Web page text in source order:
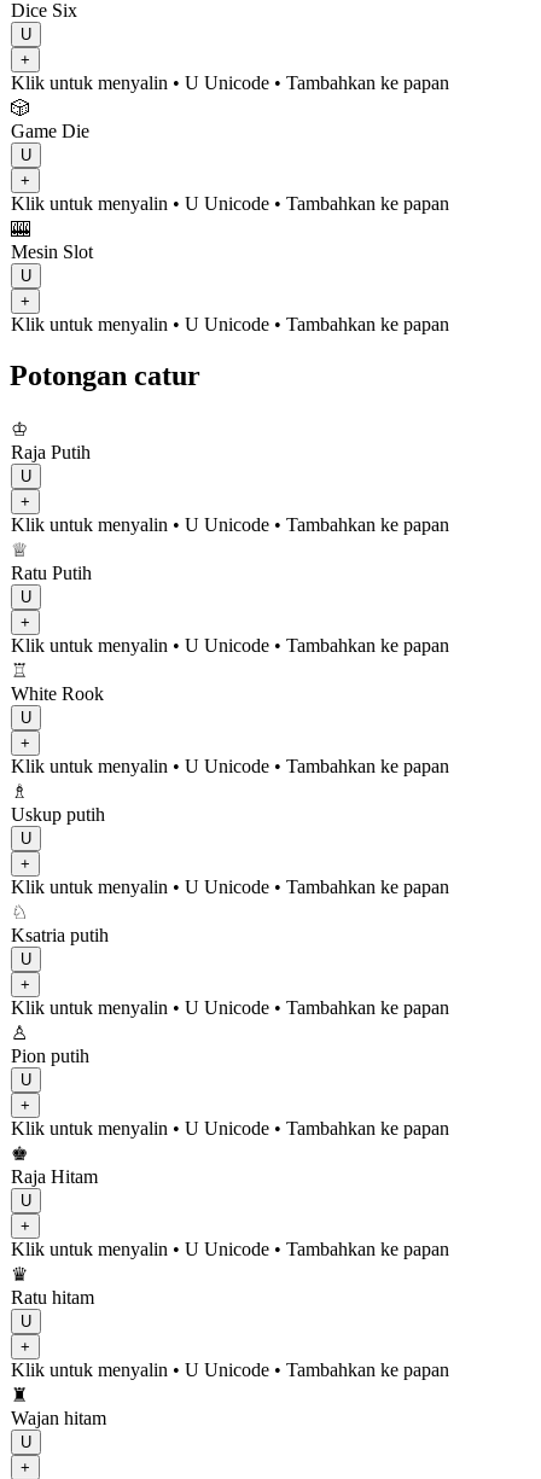
Dice Six
U
+
Klik untuk menyalin • U Unicode • Tambahkan ke papan
🎲
Game Die
U
+
Klik untuk menyalin • U Unicode • Tambahkan ke papan
🎰
Mesin Slot
U
+
Klik untuk menyalin • U Unicode • Tambahkan ke papan
Potongan catur
♔
Raja Putih
U
+
Klik untuk menyalin • U Unicode • Tambahkan ke papan
♕
Ratu Putih
U
+
Klik untuk menyalin • U Unicode • Tambahkan ke papan
♖
White Rook
U
+
Klik untuk menyalin • U Unicode • Tambahkan ke papan
♗
Uskup putih
U
+
Klik untuk menyalin • U Unicode • Tambahkan ke papan
♘
Ksatria putih
U
+
Klik untuk menyalin • U Unicode • Tambahkan ke papan
♙
Pion putih
U
+
Klik untuk menyalin • U Unicode • Tambahkan ke papan
♚
Raja Hitam
U
+
Klik untuk menyalin • U Unicode • Tambahkan ke papan
♛
Ratu hitam
U
+
Klik untuk menyalin • U Unicode • Tambahkan ke papan
♜
Wajan hitam
U
+